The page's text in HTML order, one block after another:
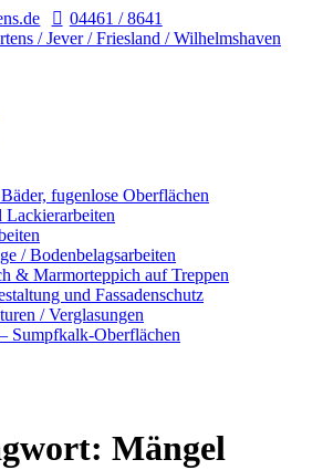
04461 / 8641
fugenlose Oberflächen
Lackierarbeiten
/ Bodenbelagsarbeiten
& Marmorteppich auf Treppen
und Fassadenschutz
/ Verglasungen
Sumpfkalk-Oberflächen
Mängel